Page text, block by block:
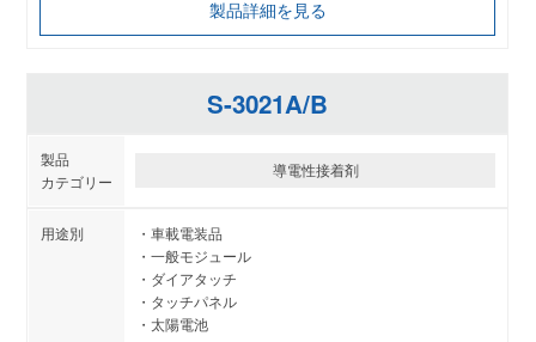
製品詳細を見る
S-3021A/B
導電性接着剤
車載電装品
一般モジュール
ダイアタッチ
タッチパネル
太陽電池